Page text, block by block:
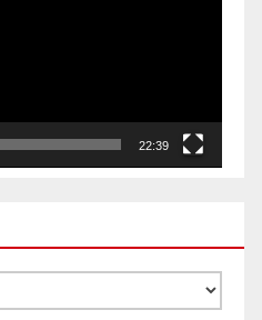
22:39